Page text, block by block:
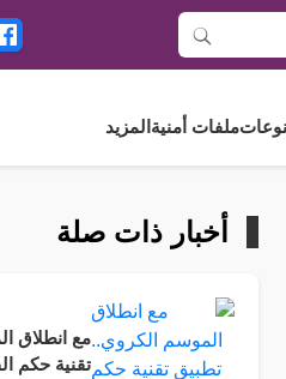
ملفات أمنية المزيد
أخبار ذات صلة
مع انطلاق
تقنية حكم